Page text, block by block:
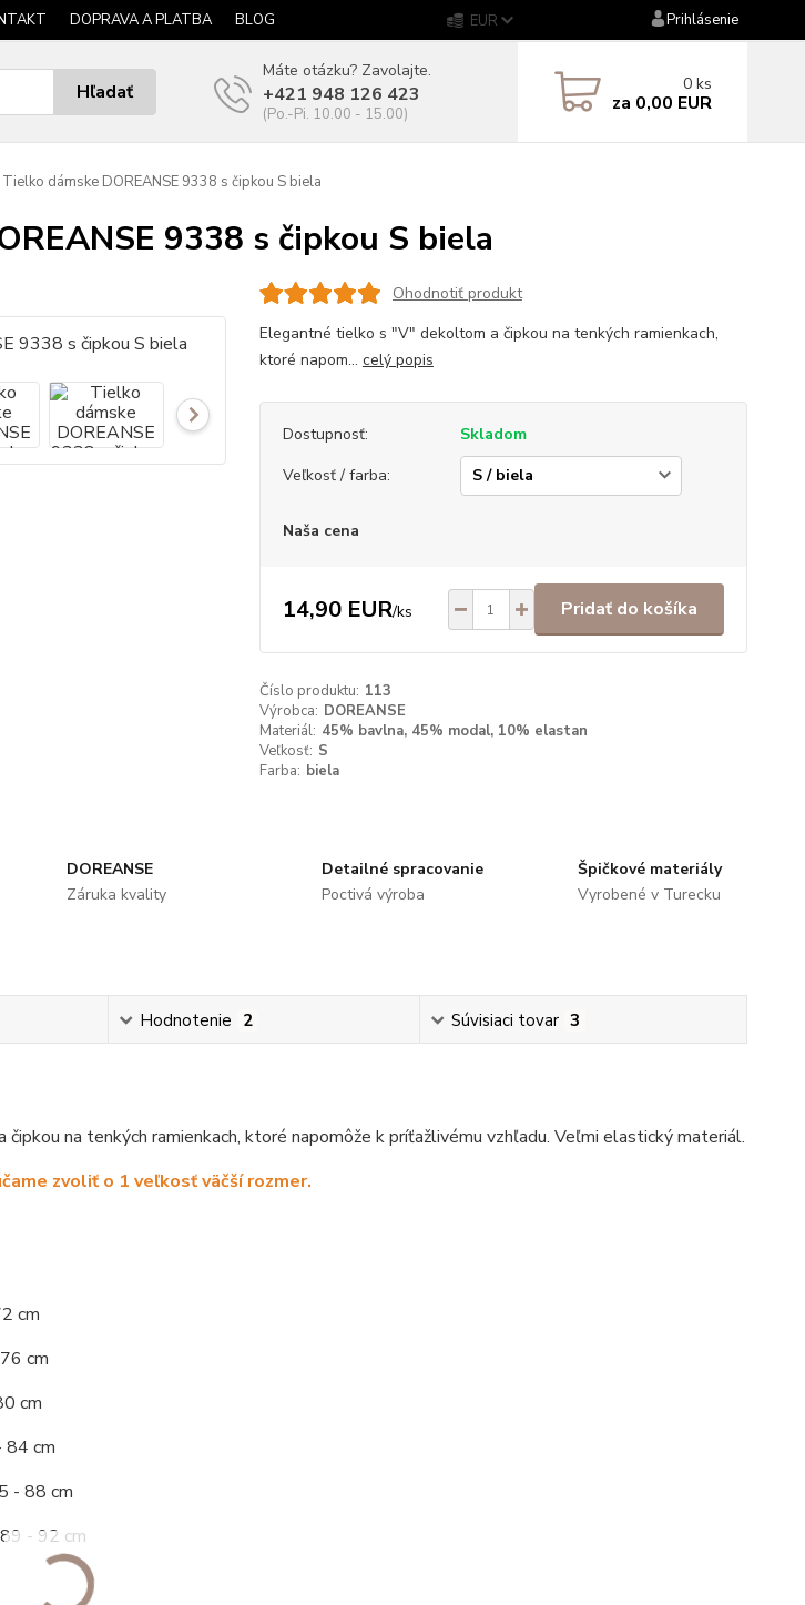
DOPRAVA A PLATBA BLOG EUR Prihlásenie
Hľadať
Máte otázku? Zavolajte.
+421 948 126 423
(Po.-Pi. 10.00 - 15.00)
0 ks
za 0,00 EUR
Tielko dámske DOREANSE 9338 s čipkou S biela
9338 s čipkou S biela
Ohodnotiť produkt
Elegantné tielko s "V" dekoltom a čipkou na tenkých ramienkach,
ktoré napom... celý popis
Dostupnosť:
Skladom
Veľkosť / farba:
Naša cena
14,90 EUR/ks Pridať do košíka
Číslo produktu: 113
Výrobca: DOREANSE
Materiál: 45% bavlna, 45% modal, 10% elastan
Veľkosť: S
Farba: biela
DOREANSE
Záruka kvality
Detailné spracovanie
Poctivá výroba
Špičkové materiály
Vyrobené v Turecku
Hodnotenie 2 Súvisiaci tovar 3
na tenkých ramienkach, ktoré napomôže k príťažlivému vzhľadu. Veľmi elastický materiál.
zvoliť o 1 veľkosť väčší rozmer.
cm
cm
cm
cm
- 88 cm
- 92 cm